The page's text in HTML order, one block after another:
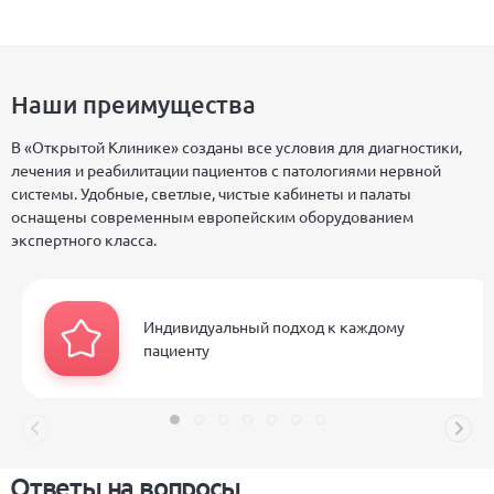
Ответы на вопросы
Наши преимущества
В «Открытой Клинике» созданы все условия для диагностики,
лечения и реабилитации пациентов с патологиями нервной
системы. Удобные, светлые, чистые кабинеты и палаты
оснащены современным европейским оборудованием
экспертного класса.
Индивидуальный подход к каждому
пациенту